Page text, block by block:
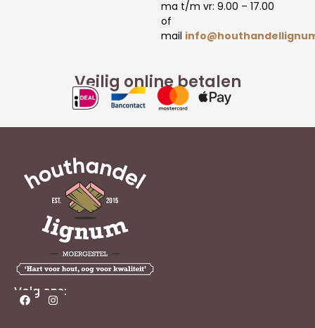
Veilig online betalen
ma t/m vr: 9.00 – 17.00
of
mail
Volg ons: